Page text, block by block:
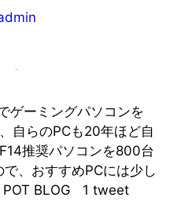
ーミングパソコンを
自らのPCも20年ほど自
推奨パソコンを800台
、おすすめPCには少し
POT BLOG 1 tweet